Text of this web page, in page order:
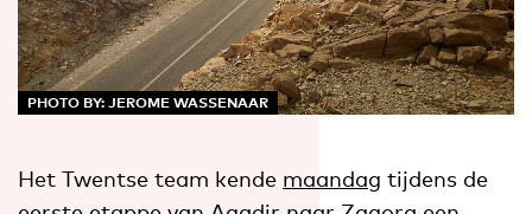
PHOTO BY: JEROME WASSENAAR
Het Twentse team kende maandag tijdens de